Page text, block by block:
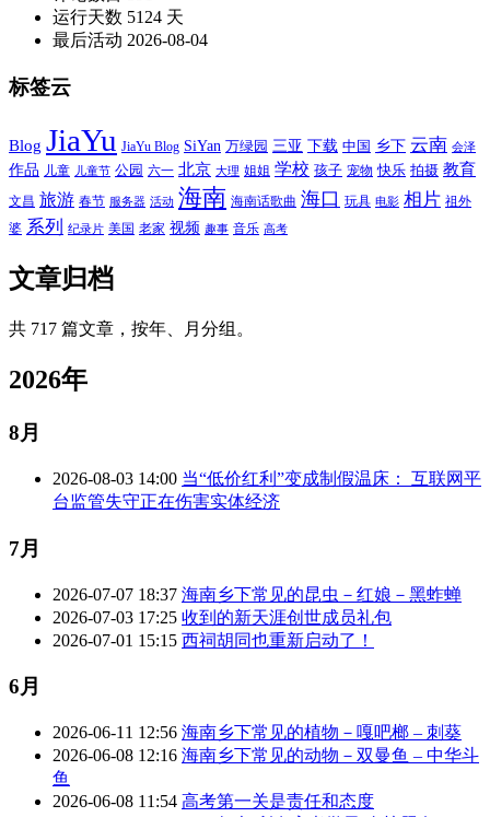
运行天数 5124 天
最后活动 2026-08-04
标签云
Blog JiaYu JiaYu Blog SiYan 万绿园 三亚 下载 中国 乡下 云南 会泽
作品 儿童 儿童节 公园 六一 北京 大理 姐姐 学校 孩子 宠物 快乐 拍摄 教育
文昌 旅游 春节 服务器 活动 海南 海南话歌曲 海口 玩具 电影 相片 祖外
婆 系列 纪录片 美国 老家 视频 趣事 音乐 高考
文章归档
共 717 篇文章，按年、月分组。
2026年
8月
2026-08-03 14:00 当“低价红利”变成制假温床： 互联网平
台监管失守正在伤害实体经济
7月
2026-07-07 18:37 海南乡下常见的昆虫－红娘－黑蚱蝉
2026-07-03 17:25 收到的新天涯创世成员礼包
2026-07-01 15:15 西祠胡同也重新启动了！
6月
2026-06-11 12:56 海南乡下常见的植物－嘎吧榔 – 刺葵
2026-06-08 12:16 海南乡下常见的动物－双曼鱼 – 中华斗
鱼
2026-06-08 11:54 高考第一关是责任和态度